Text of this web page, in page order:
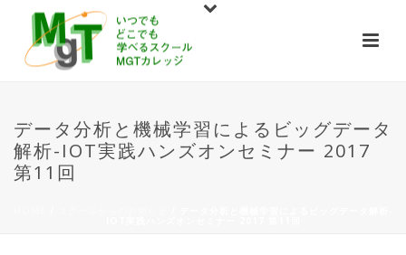
データ分析と機械学習によるビッグデータ
解析-IOT実践ハンズオンセミナー 2017
第11回